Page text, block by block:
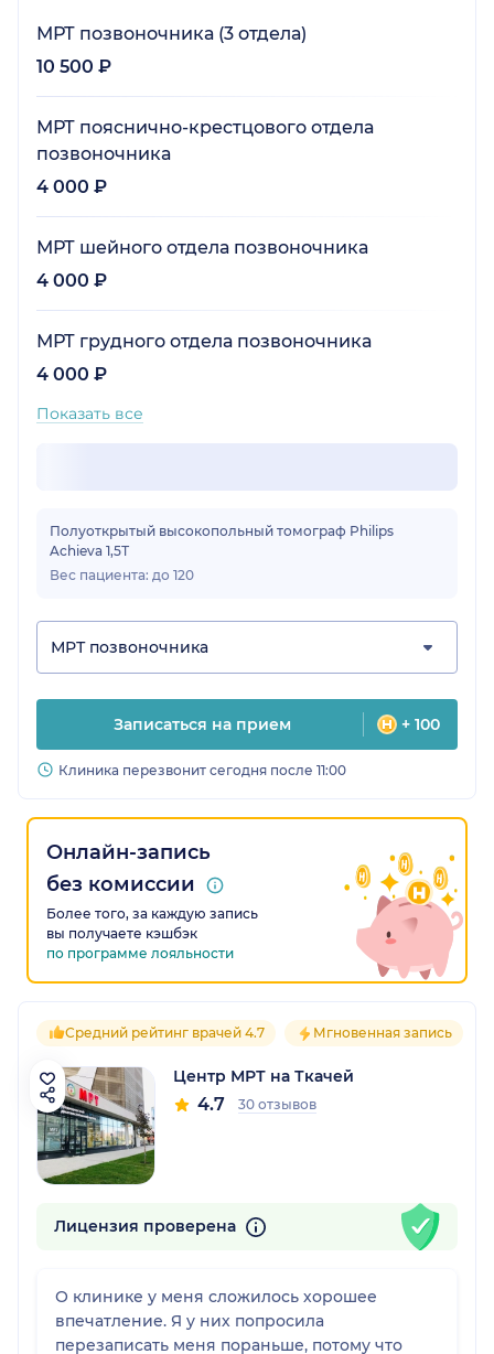
МРТ позвоночника (3 отдела)
10 500 ₽
МРТ пояснично-крестцового отдела
позвоночника
4 000 ₽
МРТ шейного отдела позвоночника
4 000 ₽
МРТ грудного отдела позвоночника
4 000 ₽
Показать все
Полуоткрытый высокопольный томограф Philips
Achieva 1,5Т
Вес пациента: до 120
МРТ позвоночника
Записаться на прием + 100
Клиника перезвонит сегодня после 11:00
Онлайн-запись
без комиссии
Более того, за каждую запись
вы получаете кэшбэк
по программе лояльности
Средний рейтинг врачей 4.7 Мгновенная запись
Центр МРТ на Ткачей
4.7 30 отзывов
Лицензия проверена
О клинике у меня сложилось хорошее
впечатление. Я у них попросила
перезаписать меня пораньше, потому что